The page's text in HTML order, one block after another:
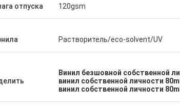
отпуска 120gsm
Растворитель/eco-solvent/UV
Винил безшовной собственной
винил собственной личности
винил собственной личности